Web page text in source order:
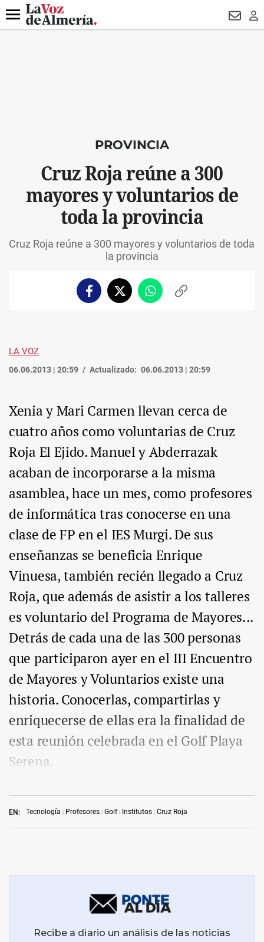
DESTACADO
Menú
PROVINCIA
Cruz Roja reúne a 300
mayores y voluntarios de
toda la provincia
Cruz Roja reúne a 300 mayores y voluntarios de toda
la provincia
FacebookTwitterWhatsappCopiar
LA VOZ
06.06.2013 | 20:59 Actualizado: 06.06.2013 | 20:59
EN: Tecnología Profesores Golf Institutos Cruz Roja
Xenia y Mari Carmen llevan cerca de
cuatro años como voluntarias de Cruz
Roja El Ejido. Manuel y Abderrazak
acaban de incorporarse a la misma
asamblea, hace un mes, como profesores
de informática tras conocerse en una
clase de FP en el IES Murgi. De sus
enseñanzas se beneficia Enrique
Vinuesa, también recién llegado a Cruz
Roja, que además de asistir a los talleres
es voluntario del Programa de Mayores...
Detrás de cada una de las 300 personas
que participaron ayer en el III Encuentro
de Mayores y Voluntarios existe una
historia. Conocerlas, compartirlas y
enriquecerse de ellas era la finalidad de
esta reunión celebrada en el Golf Playa
Serena.